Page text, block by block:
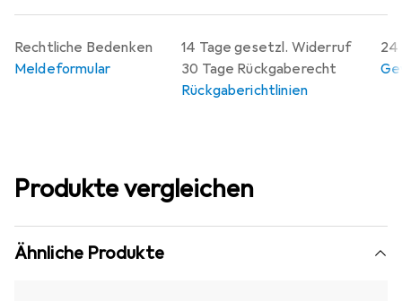
14 Tage gesetzl. Widerruf
30 Tage Rückgaberecht
Rückgaberichtlinien
24
Rechtliche Bedenken
Meldeformular
Produkte vergleichen
Ähnliche Produkte